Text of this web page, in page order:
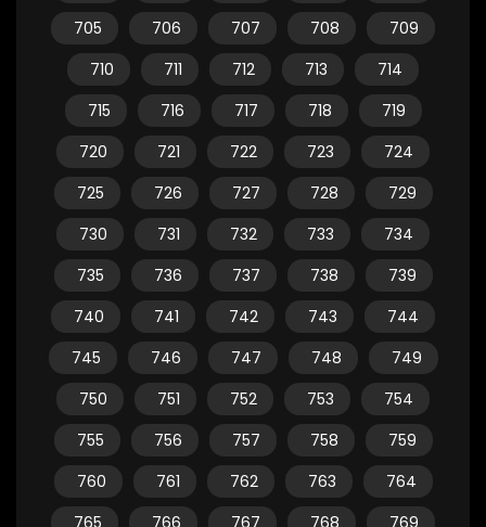
705
706 707 708
709
710
711 712 713
714
715
716 717 718
719
720
721 722 723
724
725
726 727 728
729
730
731 732 733
734
735
736 737 738
739
740
741 742 743
744
745
746 747 748
749
750
751 752 753
754
755
756 757 758
759
760
761 762 763
764